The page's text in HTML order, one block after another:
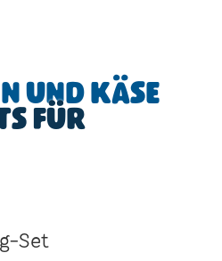
und Käse
für
Set